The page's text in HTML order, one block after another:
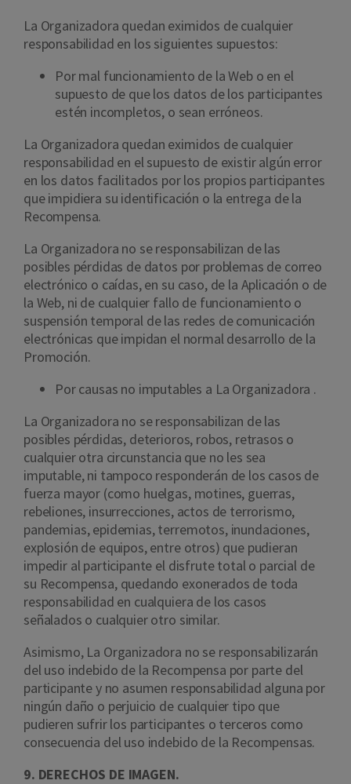
La Organizadora quedan eximidos de cualquier
responsabilidad en los siguientes supuestos:
Por mal funcionamiento de la Web o en el
supuesto de que los datos de los participantes
estén incompletos, o sean erróneos.
La Organizadora quedan eximidos de cualquier
responsabilidad en el supuesto de existir algún error
en los datos facilitados por los propios participantes
que impidiera su identificación o la entrega de la
Recompensa.
La Organizadora no se responsabilizan de las
posibles pérdidas de datos por problemas de correo
electrónico o caídas, en su caso, de la Aplicación o de
la Web, ni de cualquier fallo de funcionamiento o
suspensión temporal de las redes de comunicación
electrónicas que impidan el normal desarrollo de la
Promoción.
Por causas no imputables a La Organizadora .
La Organizadora no se responsabilizan de las
posibles pérdidas, deterioros, robos, retrasos o
cualquier otra circunstancia que no les sea
imputable, ni tampoco responderán de los casos de
fuerza mayor (como huelgas, motines, guerras,
rebeliones, insurrecciones, actos de terrorismo,
pandemias, epidemias, terremotos, inundaciones,
explosión de equipos, entre otros) que pudieran
impedir al participante el disfrute total o parcial de
su Recompensa, quedando exonerados de toda
responsabilidad en cualquiera de los casos
señalados o cualquier otro similar.
Asimismo, La Organizadora no se responsabilizarán
del uso indebido de la Recompensa por parte del
participante y no asumen responsabilidad alguna por
ningún daño o perjuicio de cualquier tipo que
pudieren sufrir los participantes o terceros como
consecuencia del uso indebido de la Recompensas.
9. DERECHOS DE IMAGEN.